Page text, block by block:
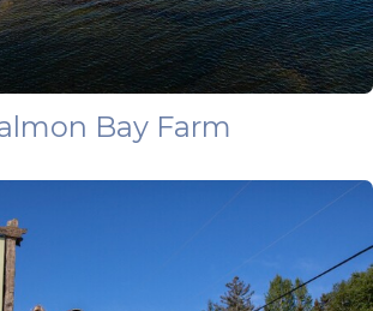
Bay Farm